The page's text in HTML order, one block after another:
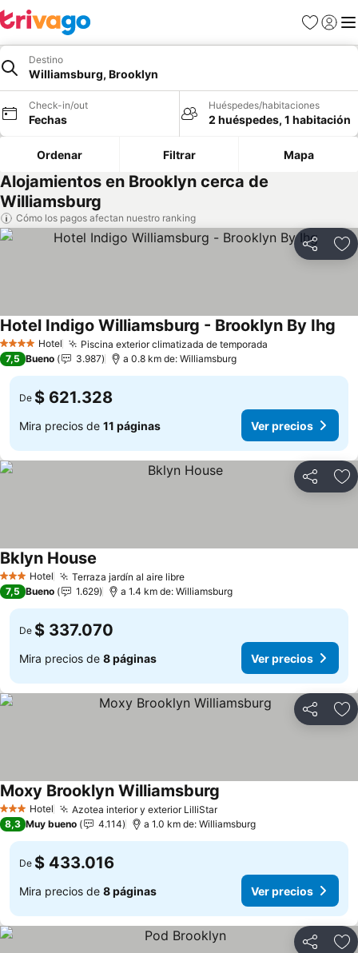
Favoritos
Iniciar
Destino
Williamsburg, Brooklyn
Check-in/out
Fechas
Huéspedes/habitaciones
2 huéspedes, 1 habitación
Ordenar Filtrar Mapa
Alojamientos en Brooklyn cerca de
Williamsburg
Cómo los pagos afectan nuestro ranking
Compartir
4 EstrellasHotel Piscina exterior climatizada de temporada
Hotel Indigo Williamsburg - Brooklyn By Ihg
7,5 Bueno 3.987 a 0.8 km de: Williamsburg
De $ 621.328
Mira precios de 11 páginas Ver precios
Compartir
3 Estrellas
Hotel Terraza jardín al aire libre
Bklyn House
7,5 Bueno 1.629 a 1.4 km de: Williamsburg
De $ 337.070
Mira precios de 8 páginas Ver precios
Compartir
3 Estrellas
Hotel Azotea interior y exterior LilliStar
Moxy Brooklyn Williamsburg
8,3 Muy bueno 4.114 a 1.0 km de: Williamsburg
De $ 433.016
Mira precios de 8 páginas Ver precios
Compartir